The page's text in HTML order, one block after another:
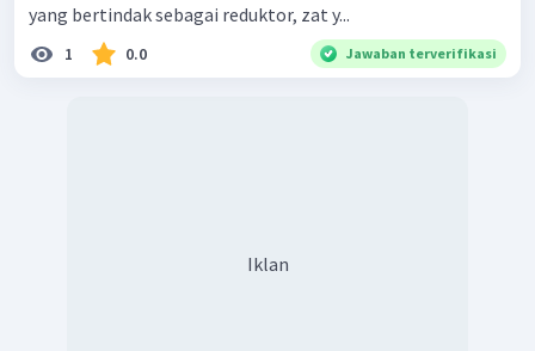
yang bertindak sebagai reduktor, zat y...
1 0.0 Jawaban terverifikasi
Iklan